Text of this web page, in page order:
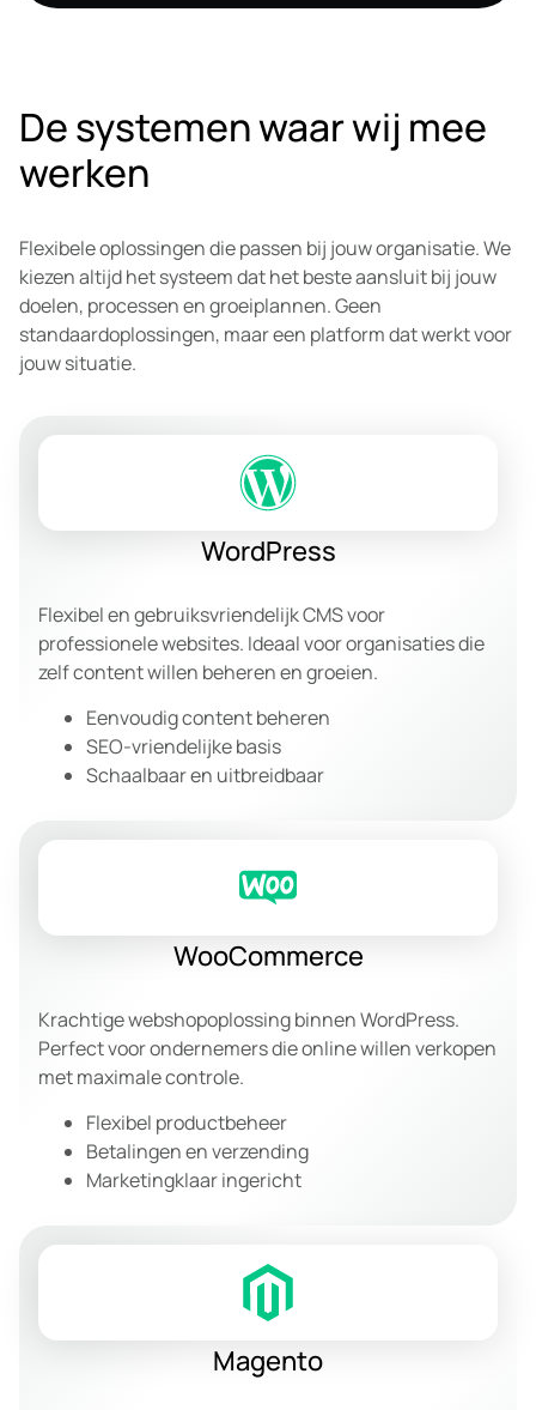
De systemen waar wij mee
werken
Flexibele oplossingen die passen bij jouw organisatie. We
kiezen altijd het systeem dat het beste aansluit bij jouw
doelen, processen en groeiplannen. Geen
standaardoplossingen, maar een platform dat werkt voor
jouw situatie.
WordPress
Flexibel en gebruiksvriendelijk CMS voor
professionele websites. Ideaal voor organisaties die
zelf content willen beheren en groeien.
Eenvoudig content beheren
SEO-vriendelijke basis
Schaalbaar en uitbreidbaar
WooCommerce
Krachtige webshopoplossing binnen WordPress.
Perfect voor ondernemers die online willen verkopen
met maximale controle.
Flexibel productbeheer
Betalingen en verzending
Marketingklaar ingericht
Magento